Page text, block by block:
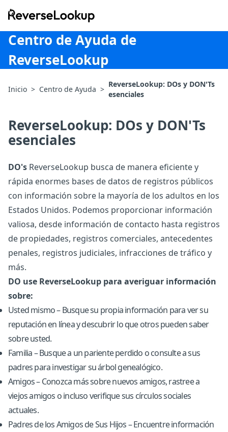
ReverseLookup
Centro de Ayuda de
ReverseLookup
Inicio > Centro de Ayuda >
ReverseLookup: DOs y DON'Ts
esenciales
ReverseLookup: DOs y DON'Ts
esenciales
DO's ReverseLookup busca de manera eficiente y
rápida enormes bases de datos de registros públicos
con información sobre la mayoría de los adultos en los
Estados Unidos. Podemos proporcionar información
valiosa, desde información de contacto hasta registros
de propiedades, registros comerciales, antecedentes
penales, registros judiciales, infracciones de tráfico y
más.
DO use ReverseLookup para averiguar información
sobre:
Usted mismo – Busque su propia información para ver su
reputación en línea y descubrir lo que otros pueden saber
sobre usted.
Familia – Busque a un pariente perdido o consulte a sus
padres para investigar su árbol genealógico.
Amigos – Conozca más sobre nuevos amigos, rastree a
viejos amigos o incluso verifique sus círculos sociales
actuales.
Padres de los Amigos de Sus Hijos – Encuentre información